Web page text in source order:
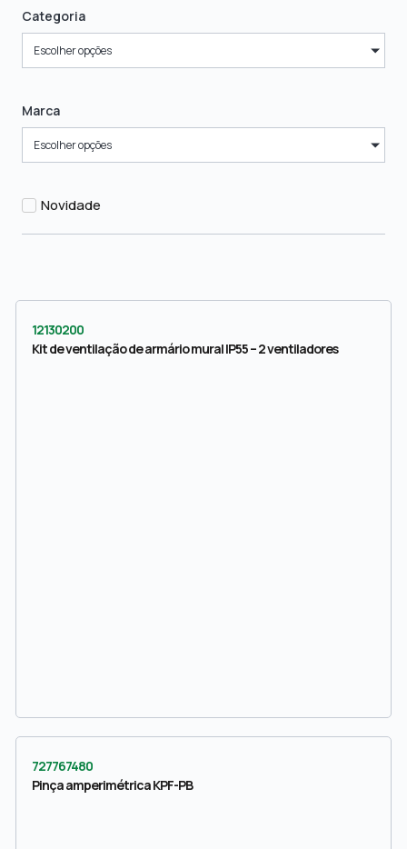
Categoria
Escolher opções
Marca
Escolher opções
Novidade
12130200
Kit de ventilação de armário mural IP55 – 2 ventiladores
727767480
Pinça amperimétrica KPF-PB